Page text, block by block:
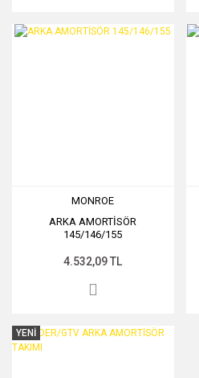
MONROE
ARKA AMORTİSÖR
145/146/155
4.532,09 TL
YENİ